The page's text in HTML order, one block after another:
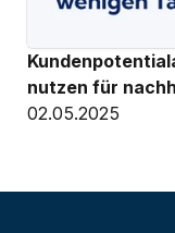
nutzen für
02.05.2025